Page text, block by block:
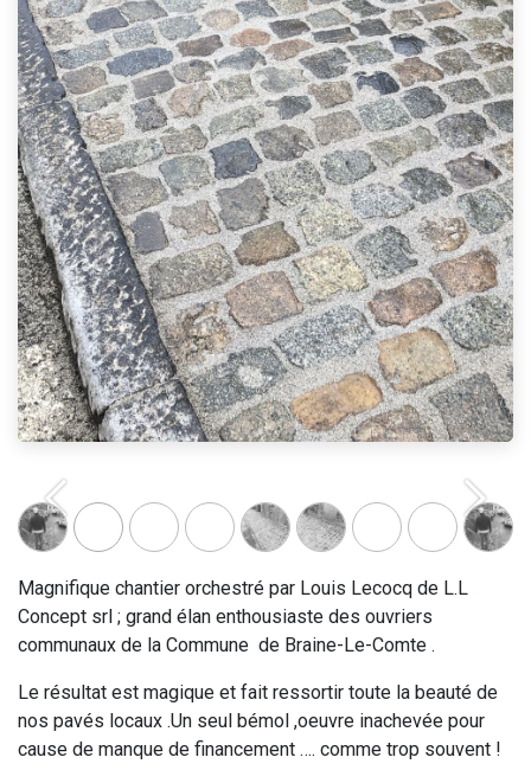
Précédent
Magnifique chantier orchestré par Louis Lecocq de L.L
Concept srl ; grand élan enthousiaste des ouvriers
communaux de la Commune de Braine-Le-Comte .
Le résultat est magique et fait ressortir toute la beauté de
nos pavés locaux .Un seul bémol ,oeuvre inachevée pour
cause de manque de financement …. comme trop souvent !